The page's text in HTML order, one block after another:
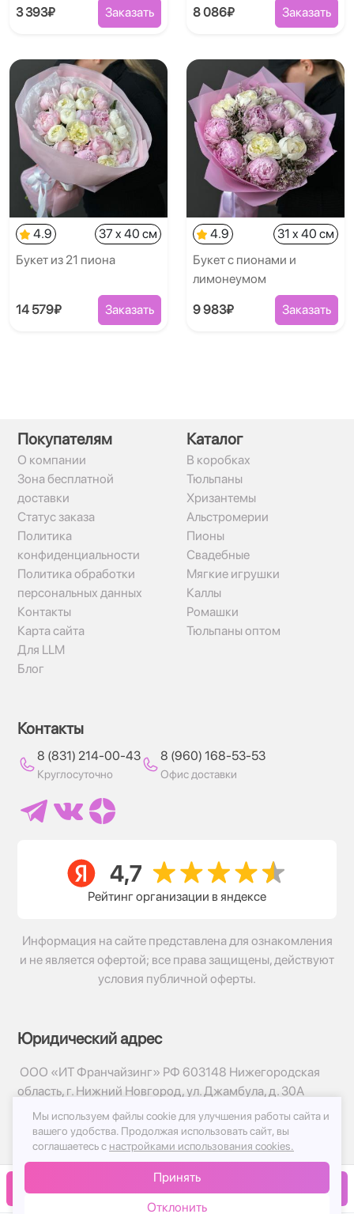
В корзину
3 393₽ Заказать 8 086₽ Заказать
4.9
37 x 40 см
Букет из 21 пиона
14 579₽ Заказать
4.9
31 x 40 см
Букет с пионами и
лимонеумом
9 983₽ Заказать
Покупателям
О компании
Зона бесплатной
доставки
Статус заказа
Политика
конфиденциальности
Политика обработки
персональных данных
Контакты
Карта сайта
Для LLM
Блог
Каталог
В коробках
Тюльпаны
Хризантемы
Альстромерии
Пионы
Свадебные
Мягкие игрушки
Каллы
Ромашки
Тюльпаны оптом
Контакты
8 (831) 214-00-43
Круглосуточно
8 (960) 168-53-53
Офис доставки
Рейтинг организации в яндексе
Информация на сайте представлена для ознакомления
и не является офертой; все права защищены, действуют
условия публичной оферты.
Юридический адрес
ООО «ИТ Франчайзинг» РФ 603148 Нижегородская
область, г. Нижний Новгород, ул. Джамбула, д. 30А
© 2017-2026г, База Цветов 24.ру
Политика конфиденциальности
Публичная оферта
Мы используем файлы cookie для улучшения работы сайта и
вашего удобства. Продолжая использовать сайт, вы
соглашаетесь с настройками использования cookies.
Принять
Отклонить